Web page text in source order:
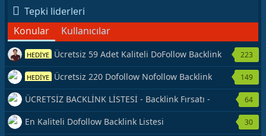
Tepki liderleri
Konular
Kullanıcılar
HEDİYE Ücretsiz 59 Adet Kaliteli DoFollow Backlink
Kaynağı Veriyorum.
223
HEDİYE Ücretsiz 220 Dofollow Nofollow Backlink
Veriyorum
149
ÜCRETSİZ BACKLİNK LİSTESİ - Backlink Fırsatı -
Hemen Yetiş!
64
En Kaliteli Dofollow Backlink Listesi 30